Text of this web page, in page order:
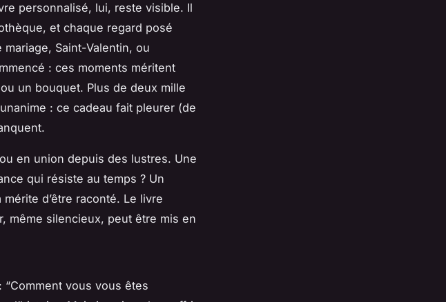
personnalisé, lui, reste visible. Il
et chaque regard posé
Saint-Valentin, ou
: ces moments méritent
un bouquet. Plus de deux mille
: ce cadeau fait pleurer (de
en union depuis des lustres. Une
qui résiste au temps ? Un
d’être raconté. Le livre
même silencieux, peut être mis en
vous vous êtes